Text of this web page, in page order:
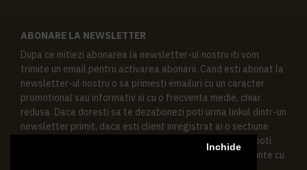
Inchide
ABONARE LA NEWSLETTER
Dupa ce initiezi abonarea la newsletter-ul nostru iti vom
trimite un email pentru activarea abonarii. Cand esti abonat la
newsletter-ul nostru o sa primesti emailuri cu un caracter
promotional sau informativ si cu o frecventa medie, chiar
redusa. Daca doresti sa te dezabonezi poti urma linkul dintr-un
newsletter primit, daca esti client inregistrat ai o sectiune
speciala in contul tau in acest scop, si de asemenea ne poti
contacta oricand pe email pentru orice intrebari sau cerinte cu